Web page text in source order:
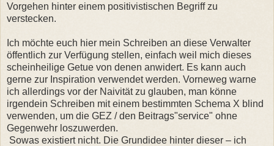
Vorgehen hinter einem positivistischen Begriff zu
verstecken.
Ich möchte euch hier mein Schreiben an diese Verwalter
öffentlich zur Verfügung stellen, einfach weil mich dieses
scheinheilige Getue von denen anwidert. Es kann auch
gerne zur Inspiration verwendet werden. Vorneweg warne
ich allerdings vor der Naivität zu glauben, man könne
irgendein Schreiben mit einem bestimmten Schema X blind
verwenden, um die GEZ / den Beitrags"service" ohne
Gegenwehr loszuwerden.
Sowas existiert nicht. Die Grundidee hinter dieser – ich